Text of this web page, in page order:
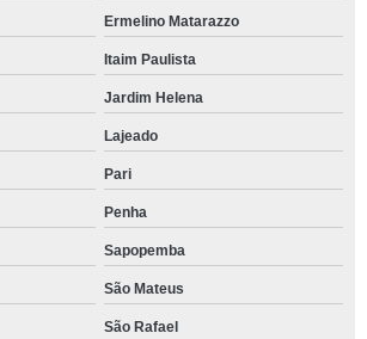
Ermelino Matarazzo
Itaim Paulista
Jardim Helena
Lajeado
Pari
Penha
Sapopemba
São Mateus
São Rafael